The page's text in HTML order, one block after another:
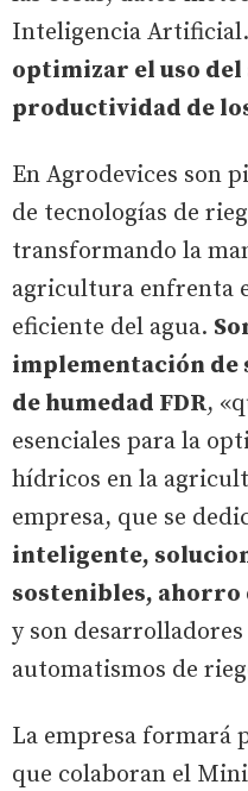
Inteligencia Artificial.
optimizar el uso
productividad de
En Agrodevices son
de tecnologías de
transformando la
agricultura enfrenta
eficiente del agua.
implementación de
de humedad FDR,
esenciales para la
hídricos en la
empresa, que se
inteligente,
sostenibles, ahorro
y son
automatismos de
La empresa formará
que colaboran el